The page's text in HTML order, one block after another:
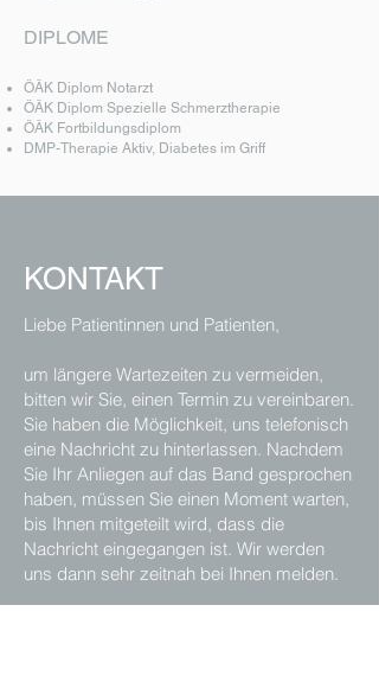
DIPLOME​
ÖÄK Diplom Notarzt
ÖÄK Diplom Spezielle Schmerztherapie
ÖÄK Fortbildungsdiplom
DMP-Therapie Aktiv, Diabetes im Griff
KONTAKT
Liebe Patientinnen und Patienten,
um längere Wartezeiten zu vermeiden,
bitten wir Sie, einen Termin zu vereinbaren.
Sie haben die Möglichkeit, uns telefonisch
eine Nachricht zu hinterlassen. Nachdem
Sie Ihr Anliegen auf das Band gesprochen
haben, müssen Sie einen Moment warten,
bis Ihnen mitgeteilt wird, dass die
Nachricht eingegangen ist. Wir werden
uns dann sehr zeitnah bei Ihnen melden.